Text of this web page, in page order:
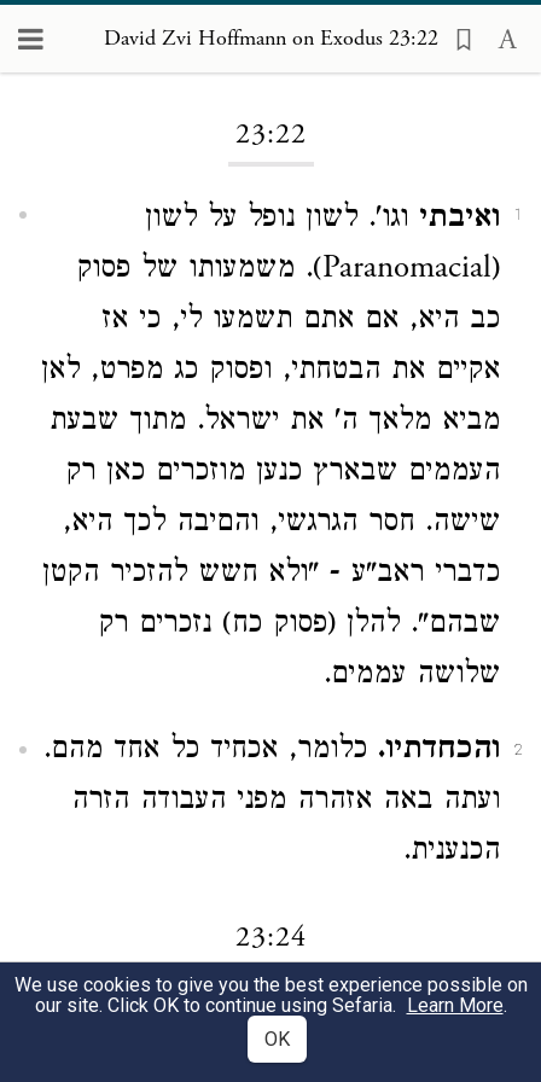
David Zvi Hoffmann on Exodus 23:22
23:22
1 ואיבתי וגו'. לשון נופל על לשון
(Paranomacial). משמעותו של פסוק
כב היא, אם אתם תשמעו לי, כי אז
אקיים את הבטחתי, ופסוק כג מפרט, לאן
מביא מלאך ה' את ישראל. מתוך שבעת
העממים שבארץ כנען מוזכרים כאן רק
שישה. חסר הגרגשי, והםיבה לכך היא,
כדברי ראב"ע - "ולא חשש להזכיר הקטן
שבהם". להלן (פסוק כח) נזכרים רק
שלושה עממים.
2 והכחדתיו. כלומר, אכחיד כל אחד מהם.
ועתה באה אזהרה מפני העבודה הזרה
הכנענית.
23:24
ולא תעשהוגו', אף לא את מעשיהם
We use cookies to give you the best experience possible on
our site. Click OK to continue using Sefaria. Learn More.
OK